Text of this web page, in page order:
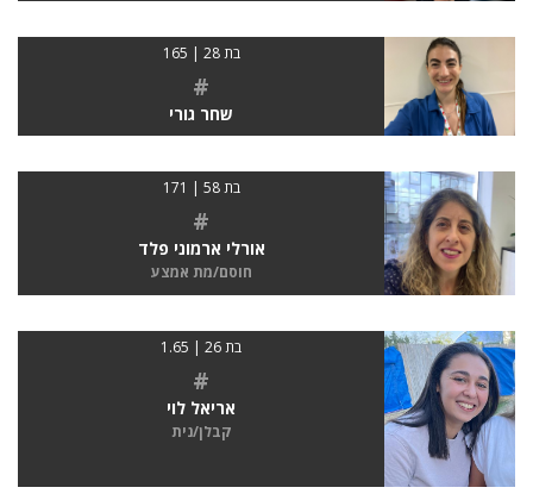
בת 28 | 165
#
שחר גורי
בת 58 | 171
#
אורלי ארמוני פלד
חוסם/מת אמצע
בת 26 | 1.65
#
אריאל לוי
קבלן/נית